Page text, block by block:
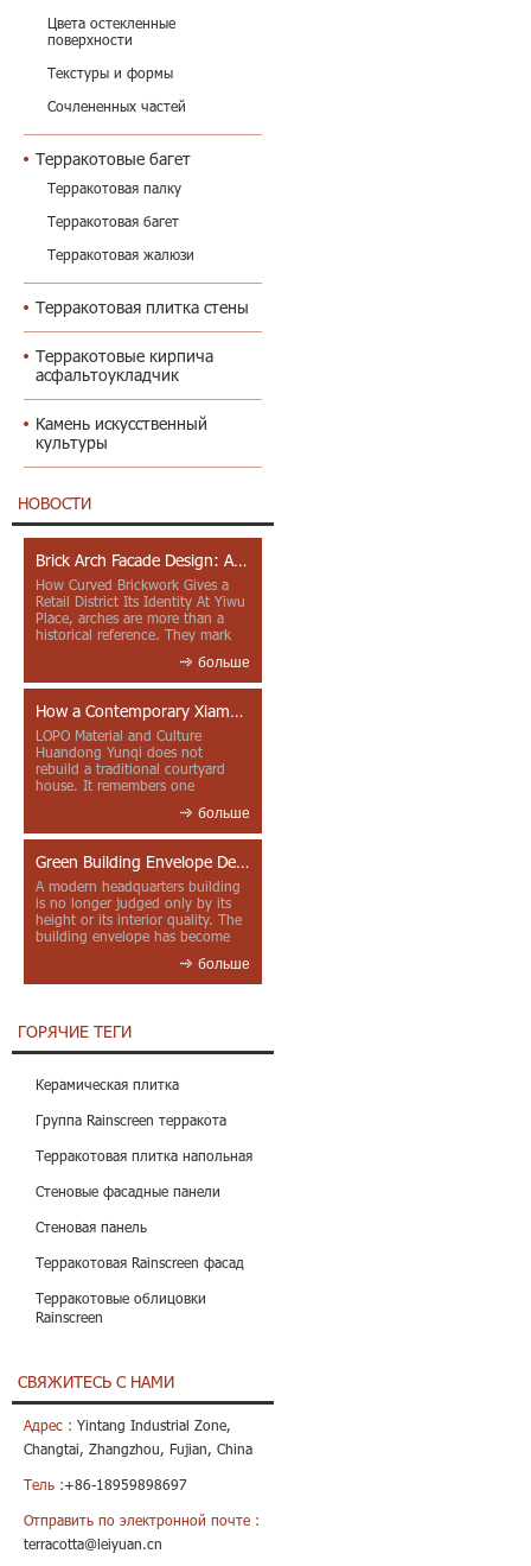
Цвета остекленные
поверхности
Текстуры и формы
Сочлененных частей
Терракотовые багет
Терракотовая палку
Терракотовая багет
Терракотовая жалюзи
Терракотовая плитка стены
Терракотовые кирпича
асфальтоукладчик
Камень искусственный
культуры
НОВОСТИ
Brick Arch Facade Design: A Closer Look at Yiwu Place
How Curved Brickwork Gives a
Retail District Its Identity At Yiwu
Place, arches are more than a
historical reference. They mark
больше
How a Contemporary Xiamen Project Reframes Minnan Red Brick
LOPO Material and Culture
Huandong Yunqi does not
rebuild a traditional courtyard
house. It remembers one
больше
Green Building Envelope Design: Clay Sunscreen Fins for Modern Headquarters Architecture
A modern headquarters building
is no longer judged only by its
height or its interior quality. The
building envelope has become
больше
ГОРЯЧИЕ ТЕГИ
Керамическая плитка
Группа Rainscreen терракота
Терракотовая плитка напольная
Стеновые фасадные панели
Стеновая панель
Терракотовая Rainscreen фасад
Терракотовые облицовки
Rainscreen
СВЯЖИТЕСЬ С НАМИ
Адрес : Yintang Industrial Zone,
Changtai, Zhangzhou, Fujian, China
Тель :+86-18959898697
Отправить по электронной почте :
terracotta@leiyuan.cn